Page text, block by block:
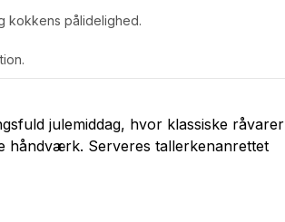
kokkens pålidelighed.
julemiddag, hvor klassiske råvarer
håndværk. Serveres tallerkenanrettet